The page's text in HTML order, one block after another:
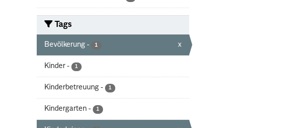
Tags
Bevölkerung - 1 x
Kinder - 1
Kinderbetreuung - 1
Kindergarten - 1